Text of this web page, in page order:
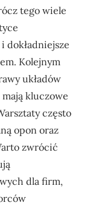
tego wiele
dokładniejsze
Kolejnym
układów
kluczowe
często
opon oraz
zwrócić
dla firm,